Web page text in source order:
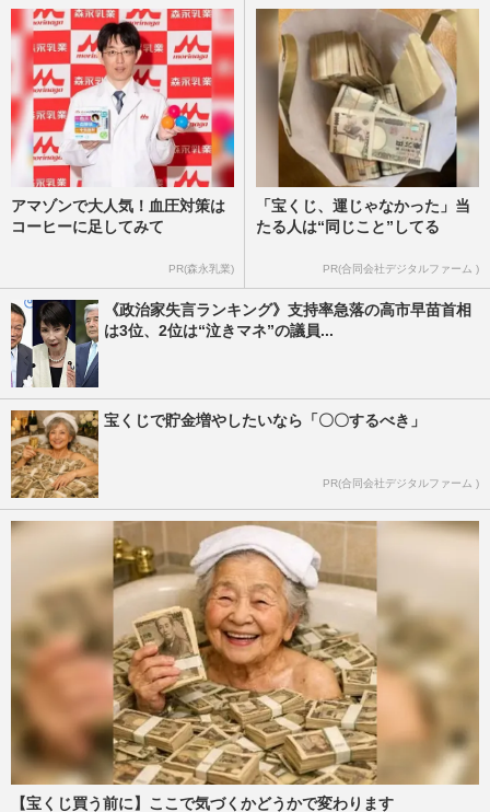
アマゾンで大人気！血圧対策は
コーヒーに足してみて
PR(森永乳業)
「宝くじ、運じゃなかった」当
たる人は“同じこと”してる
PR(合同会社デジタルファーム )
《政治家失言ランキング》支持率急落の高市早苗首相
は3位、2位は“泣きマネ”の議員...
宝くじで貯金増やしたいなら「〇〇するべき」
PR(合同会社デジタルファーム )
【宝くじ買う前に】ここで気づくかどうかで変わります